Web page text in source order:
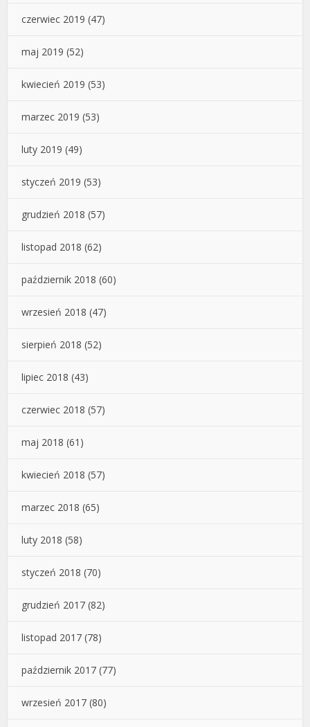
czerwiec 2019 (47)
maj 2019 (52)
kwiecień 2019 (53)
marzec 2019 (53)
luty 2019 (49)
styczeń 2019 (53)
grudzień 2018 (57)
listopad 2018 (62)
październik 2018 (60)
wrzesień 2018 (47)
sierpień 2018 (52)
lipiec 2018 (43)
czerwiec 2018 (57)
maj 2018 (61)
kwiecień 2018 (57)
marzec 2018 (65)
luty 2018 (58)
styczeń 2018 (70)
grudzień 2017 (82)
listopad 2017 (78)
październik 2017 (77)
wrzesień 2017 (80)